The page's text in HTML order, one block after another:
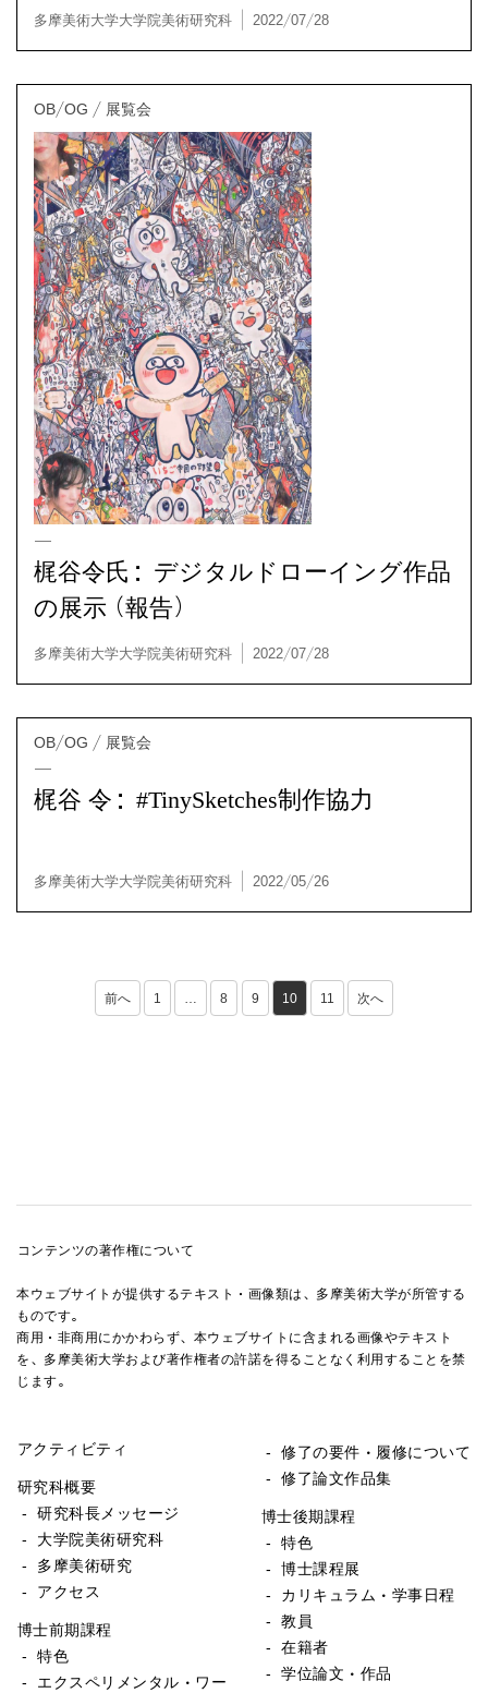
多摩美術大学大学院美術研究科 | 2022/08/25
多摩美術大学大学院美術研究科 | 2022/07/28
OB/OG / 展覧会
梶谷令氏：デジタルドローイング作品
の展示（報告）
梶谷 令：#TinySketches制作協力
前へ 1 8 9 10 11 次へ
コンテンツの著作権について
本ウェブサイトが提供するテキスト・画像類は、多摩美術大学が所管する
ものです。
商用・非商用にかかわらず、本ウェブサイトに含まれる画像やテキスト
を、多摩美術大学および著作権者の許諾を得ることなく利用することを禁
じます。
アクティビティ
研究科概要
- 研究科長メッセージ
- 大学院美術研究科
- 多摩美術研究
- アクセス
博士前期課程
- 特色
- エクスペリメンタル・ワー
- 修了の要件・履修について
- 修了論文作品集
博士後期課程
- 特色
- 博士課程展
- カリキュラム・学事日程
- 教員
- 在籍者
- 学位論文・作品